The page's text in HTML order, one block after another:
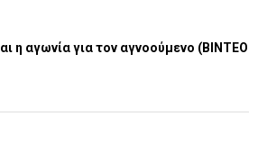
η αγωνία για τον αγνοούμενο (ΒΙΝΤΕΟ